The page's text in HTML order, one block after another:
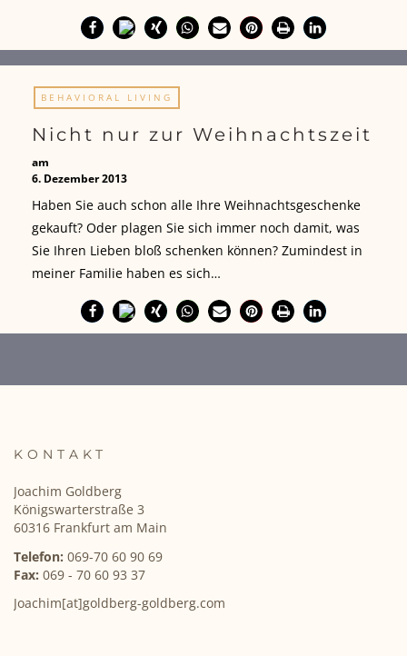
BEHAVIORAL LIVING
Nicht nur zur Weihnachtszeit
am
6. Dezember 2013
Haben Sie auch schon alle Ihre Weihnachtsgeschenke
gekauft? Oder plagen Sie sich immer noch damit, was
Sie Ihren Lieben bloß schenken können? Zumindest in
meiner Familie haben es sich…
KONTAKT
Joachim Goldberg
Königswarterstraße 3
60316 Frankfurt am Main
Telefon: 069-70 60 90 69
Fax: 069 - 70 60 93 37
Joachim[at]goldberg-goldberg.com